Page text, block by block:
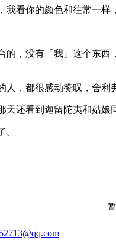
看你的颜色和往常一样
没有「我」这个东西
都很感动赞叹，舍利
看到迦留陀夷和姑娘